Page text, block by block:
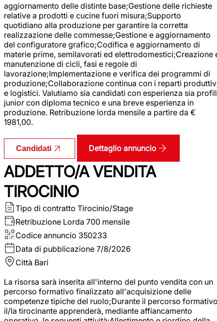
aggiornamento delle distinte base;Gestione delle richieste
relative a prodotti e cucine fuori misura;Supporto
quotidiano alla produzione per garantire la corretta
realizzazione delle commesse;Gestione e aggiornamento
del configuratore grafico;Codifica e aggiornamento di
materie prime, semilavorati ed elettrodomestici;Creazione
manutenzione di cicli, fasi e regole di
lavorazione;Implementazione e verifica dei programmi di
produzione;Collaborazione continua con i reparti
e logistici. Valutiamo sia candidati con esperienza sia
junior con diploma tecnico e una breve esperienza in
produzione. Retribuzione lorda mensile a partire da €
1981,00.
Candidati Dettaglio annuncio
ADDETTO/A VENDITA
TIROCINIO
Tipo di contratto Tirocinio/Stage
Retribuzione Lorda 700 mensile
Codice annuncio 350233
Data di pubblicazione 7/8/2026
Città Bari
La risorsa sarà inserita all'interno del punto vendita con un
percorso formativo finalizzato all'acquisizione delle
competenze tipiche del ruolo;Durante il percorso
il/la tirocinante apprenderà, mediante affiancamento